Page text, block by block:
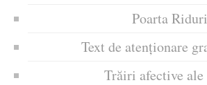
Poarta Riduri
Text de atenționare
Trăiri afective ale